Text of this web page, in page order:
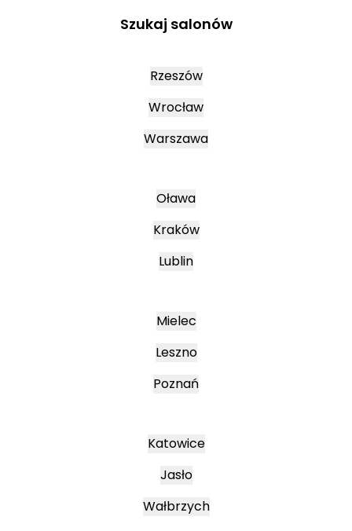
Szukaj salonów
Rzeszów
Wrocław
Warszawa
Oława
Kraków
Lublin
Mielec
Leszno
Poznań
Katowice
Jasło
Wałbrzych